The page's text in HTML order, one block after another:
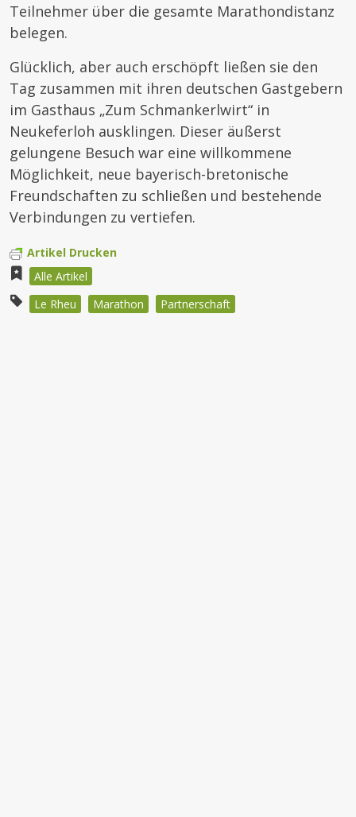
Teilnehmer über die gesamte Marathondistanz
belegen.
Glücklich, aber auch erschöpft ließen sie den
Tag zusammen mit ihren deutschen Gastgebern
im Gasthaus „Zum Schmankerlwirt“ in
Neukeferloh ausklingen. Dieser äußerst
gelungene Besuch war eine willkommene
Möglichkeit, neue bayerisch-bretonische
Freundschaften zu schließen und bestehende
Verbindungen zu vertiefen.
Artikel Drucken
Alle Artikel
Le Rheu
Marathon Partnerschaft